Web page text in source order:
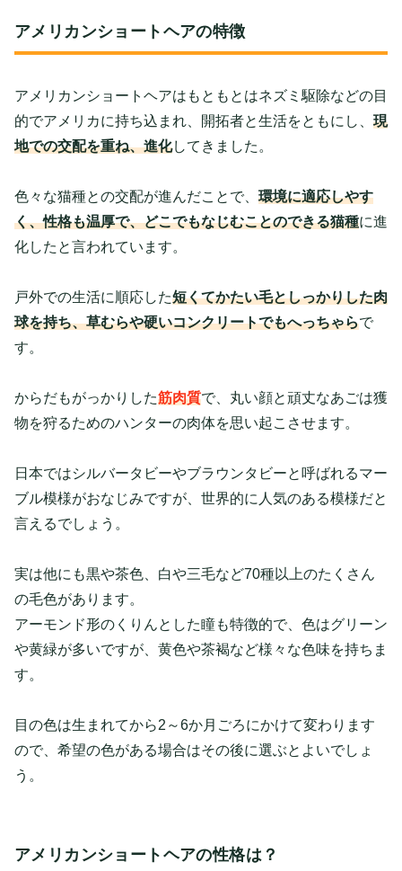
アメリカンショートヘアの特徴
アメリカンショートヘアはもともとはネズミ駆除などの目
的でアメリカに持ち込まれ、開拓者と生活をともにし、 現
地での交配を重ね、進化してきました。
色々な猫種との交配が進んだことで、 環境に適応しやす
く、性格も温厚で、どこでもなじむことのできる猫種に進
化したと言われています。
戸外での生活に順応した短くてかたい毛としっかりした肉
球を持ち、草むらや硬いコンクリートでもへっちゃらで
す。
からだもがっかりした筋肉質で、 丸い顔と頑丈なあごは獲
物を狩るためのハンターの肉体を思い起こさせます。
日本ではシルバータビーやブラウンタビーと呼ばれるマー
ブル模様がおなじみですが、世界的に人気のある模様だと
言えるでしょう。
実は他にも黒や茶色、白や三毛など70種以上のたくさん
の毛色があります。
アーモンド形のくりんとした瞳も特徴的で、色はグリーン
や黄緑が多いですが、黄色や茶褐など様々な色味を持ちま
す。
目の色は生まれてから2～6か月ごろにかけて変わります
ので、希望の色がある場合はその後に選ぶとよいでしょ
う。
アメリカンショートヘアの性格は？